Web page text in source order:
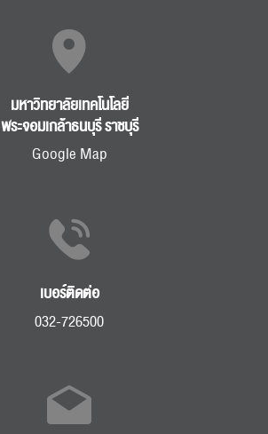
มหาวิทยาลัยเทคโนโลยี
พระจอมเกล้าธนบุรี ราชบุรี
Google Map
เบอร์ติดต่อ
032-726500